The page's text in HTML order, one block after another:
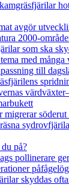
avgör
2000-
som ska
med många
till
migrerar söderut
på?
pollinerare
skyddas